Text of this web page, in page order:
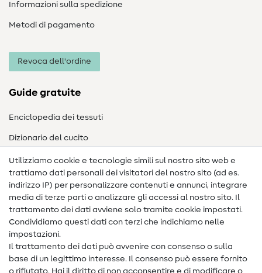
Informazioni sulla spedizione
Metodi di pagamento
Revoca dell'ordine
Guide gratuite
Enciclopedia dei tessuti
Dizionario del cucito
Nähanleitungen
Assistenza e contatto
Contatto
Informazioni sul nuovo proprietario
FAQ
Diritto di recesso
Utilizziamo cookie e tecnologie simili sul nostro sito web e
trattiamo dati personali dei visitatori del nostro sito (ad es.
indirizzo IP) per personalizzare contenuti e annunci, integrare
media di terze parti o analizzare gli accessi al nostro sito. Il
trattamento dei dati avviene solo tramite cookie impostati.
Condividiamo questi dati con terzi che indichiamo nelle
impostazioni.
Il trattamento dei dati può avvenire con consenso o sulla
base di un legittimo interesse. Il consenso può essere fornito
o rifiutato. Hai il diritto di non acconsentire e di modificare o